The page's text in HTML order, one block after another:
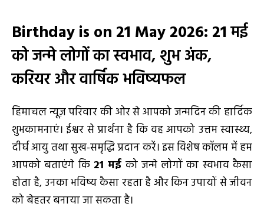
Birthday is on 21 May 2026: 21मई
को जन्मे लोगों का स्वभाव, शुभ अंक,
करियर और वार्षिक भविष्यफल
हिमाचल न्यूज़ परिवार की ओर से आपको जन्मदिन की हार्दिक
शुभकामनाएं। ईश्वर से प्रार्थना है कि वह आपको उत्तम स्वास्थ्य,
दीर्घ आयु तथा सुख-समृद्धि प्रदान करें। इस विशेष कॉलम में हम
आपको बताएंगे कि 21 मई को जन्मे लोगों का स्वभाव कैसा
होता है, उनका भविष्य कैसा रहता है और किन उपायों से जीवन
को बेहतर बनाया जा सकता है।